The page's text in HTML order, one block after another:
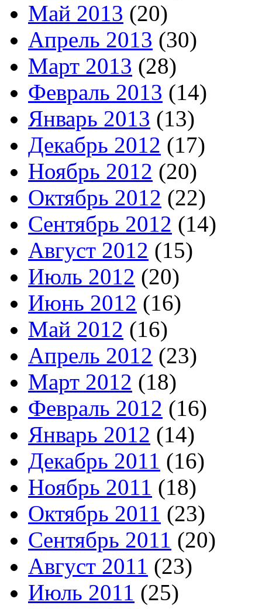
Май 2013 (20)
Апрель 2013 (30)
Март 2013 (28)
Февраль 2013 (14)
Январь 2013 (13)
Декабрь 2012 (17)
Ноябрь 2012 (20)
Октябрь 2012 (22)
Сентябрь 2012 (14)
Август 2012 (15)
Июль 2012 (20)
Июнь 2012 (16)
Май 2012 (16)
Апрель 2012 (23)
Март 2012 (18)
Февраль 2012 (16)
Январь 2012 (14)
Декабрь 2011 (16)
Ноябрь 2011 (18)
Октябрь 2011 (23)
Сентябрь 2011 (20)
Август 2011 (23)
Июль 2011 (25)